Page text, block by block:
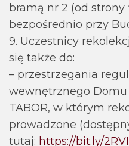
bramą nr 2 (od
bezpośrednio przy
9. Uczestnicy
się także do:
– przestrzegania
wewnętrznego
TABOR, w którym
prowadzone
tutaj: https://bit.ly/